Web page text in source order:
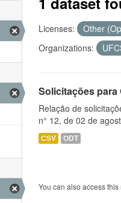
Licenses: Other
Organizations:
Solicitações para
Relação de
n° 12, de 02 de
CSV ODT
You can also access